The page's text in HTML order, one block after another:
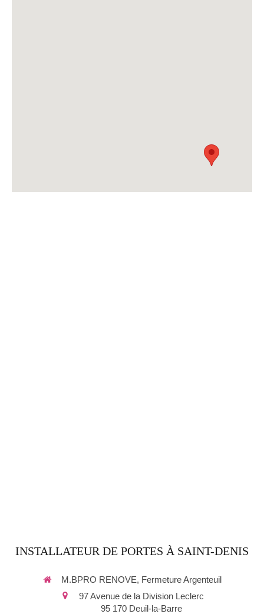
INSTALLATEUR DE PORTES À SAINT-DENIS
M.BPRO RENOVE, Fermeture Argenteuil
97 Avenue de la Division Leclerc
95 170 Deuil-la-Barre